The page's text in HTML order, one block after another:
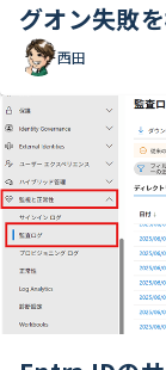
グオン失敗
成法西田